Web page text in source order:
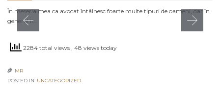
În meseria mea ca avocat întâlnesc foarte multe tipuri de oameni, dar în
general îi…
2284 total views , 48 views today
 MR
POSTED IN: UNCATEGORIZED